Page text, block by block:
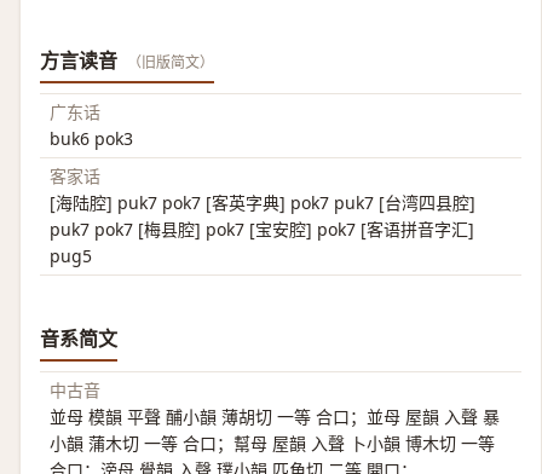
方言读音 （旧版简文）
广东话
buk6 pok3
客家话
[海陆腔] puk7 pok7 [客英字典] pok7 puk7 [台湾四县腔]
puk7 pok7 [梅县腔] pok7 [宝安腔] pok7 [客语拼音字汇]
pug5
音系简文
中古音
並母 模韻 平聲 酺小韻 薄胡切 一等 合口；並母 屋韻 入聲 暴
小韻 蒲木切 一等 合口；幫母 屋韻 入聲 卜小韻 博木切 一等